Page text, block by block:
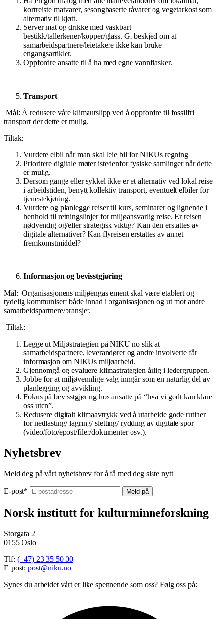
kortreiste matvarer, sesongbaserte råvarer og vegetarkost som
alternativ til kjøtt.
Server mat og drikke med vaskbart
bestikk/tallerkener/kopper/glass. Gi beskjed om at
samarbeidspartnere/leietakere ikke kan bruke
engangsartikler.
Oppfordre ansatte til å ha med egne vannflasker.
Transport
Mål: Å redusere våre klimautslipp ved å oppfordre til fossilfri
transport der dette er mulig.
Tiltak:
Vurdere elbil når man skal leie bil for NIKUs regning
Prioritere digitale møter istedenfor fysiske samlinger når dette
er mulig.
Dersom gange eller sykkel ikke er et alternativ ved lokal reise
i arbeidstiden, benytt kollektiv transport, eventuelt elbiler for
tjenestekjøring.
Vurdere og planlegge reiser til kurs, seminarer og lignende i
henhold til retningslinjer for miljøansvarlig reise. Er reisen
nødvendig og/eller strategisk viktig? Kan den erstattes av
digitale alternativer? Kan flyreisen erstattes av annet
fremkomstmiddel?
Informasjon og bevisstgjøring
Mål: Organisasjonens miljøengasjement skal være etablert og
tydelig kommunisert både innad i organisasjonen og ut mot andre
samarbeidspartnere/bransjer.
Tiltak:
Legge ut Miljøstrategien på NIKU.no slik at
samarbeidspartnere, leverandører og andre involverte får
informasjon om NIKUs miljøarbeid.
Gjennomgå og evaluere klimastrategien årlig i ledergruppen.
Jobbe for at miljøvennlige valg inngår som en naturlig del av
planlegging og avvikling.
Fokus på bevisstgjøring hos ansatte på “hva vi godt kan klare
oss uten”.
Redusere digitalt klimaavtrykk ved å utarbeide gode rutiner
for nedlasting/ lagring/ sletting/ rydding av digitale spor
(video/foto/epost/filer/dokumenter osv.).
Nyhetsbrev
Meld deg på vårt nyhetsbrev for å få med deg siste nytt
E-post*
Norsk institutt for kulturminneforskning
Storgata 2
0155 Oslo
Tlf: (+47) 23 35 50 00
E-post: post@niku.no
Synes du arbeidet vårt er like spennende som oss? Følg oss på: